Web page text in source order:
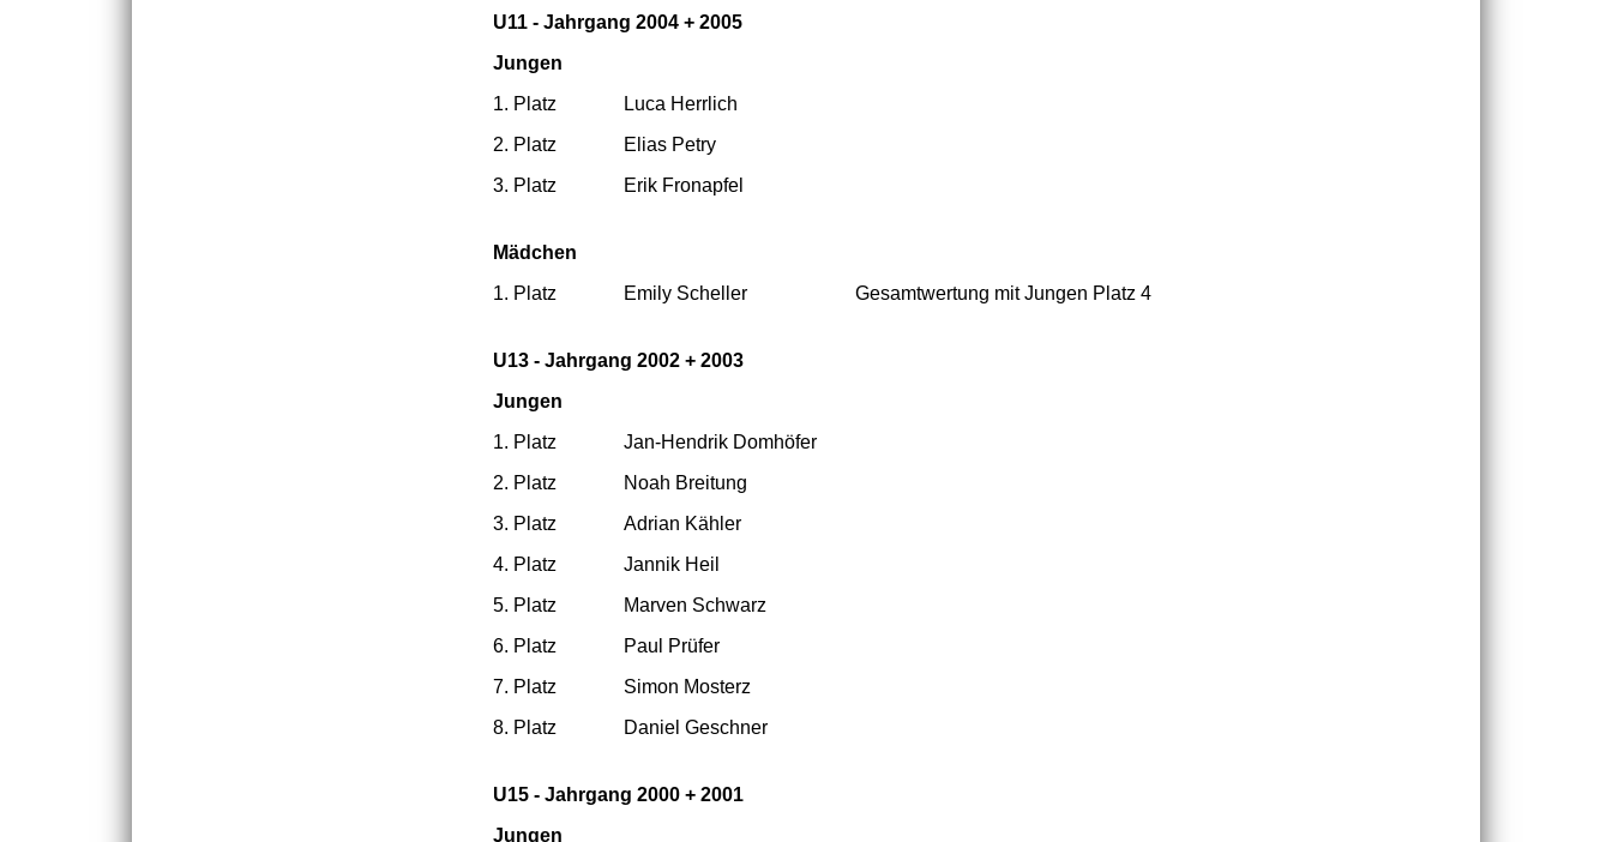
U11 - Jahrgang 2004 + 2005
Jungen
1. Platz
Luca Herrlich
2. Platz
Elias Petry
3. Platz
Erik Fronapfel
Mädchen
1. Platz
Emily Scheller Gesamtwertung mit Jungen Platz 4
U13 - Jahrgang 2002 + 2003
Jungen
1. Platz
Jan-Hendrik Domhöfer
2. Platz
Noah Breitung
3. Platz
Adrian Kähler
4. Platz
Jannik Heil
5. Platz
Marven Schwarz
6. Platz
Paul Prüfer
7. Platz
Simon Mosterz
8. Platz
Daniel Geschner
U15 - Jahrgang 2000 + 2001
Jungen